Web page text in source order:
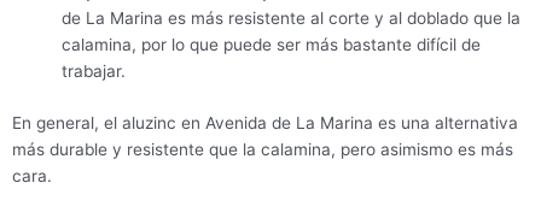
de La Marina es más resistente al corte y al doblado que la
calamina, por lo que puede ser más bastante difícil de
trabajar.
En general, el aluzinc en Avenida de La Marina es una alternativa
más durable y resistente que la calamina, pero asimismo es más
cara.